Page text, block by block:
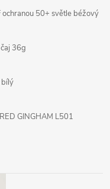
ochranou 50+ světle béžový
36g
bílý
GINGHAM L501